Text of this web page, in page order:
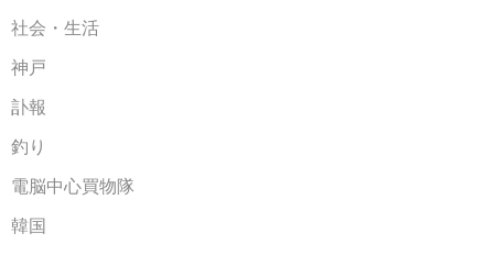
社会・生活
神戸
訃報
釣り
電脳中心買物隊
韓国